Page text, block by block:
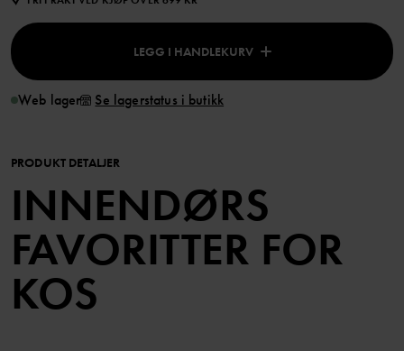
LEGG I HANDLEKURV
Web lager Se lagerstatus i butikk
PRODUKT DETALJER
INNENDØRS
FAVORITTER FOR
KOS